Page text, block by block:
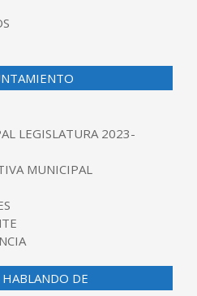
LEGISLATURA 2023-
MUNICIPAL
HABLANDO DE